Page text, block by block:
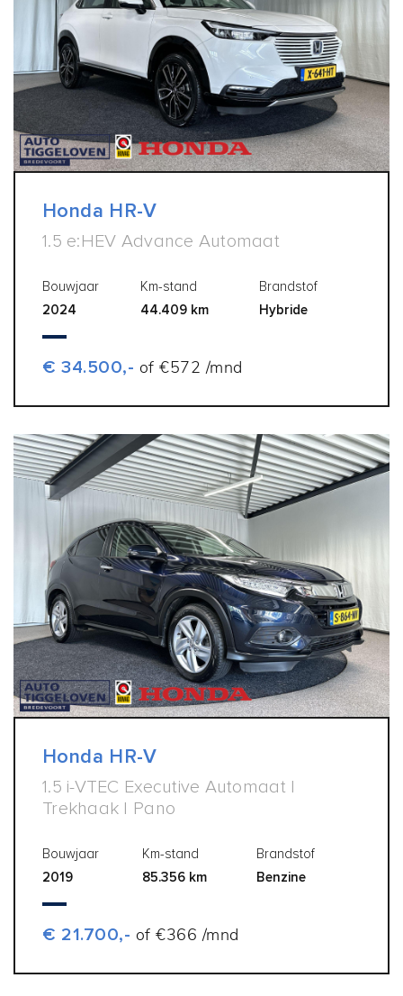
Honda HR-V
1.5 e:HEV Advance Automaat
Bouwjaar
2024
Km-stand
44.409 km
Brandstof
Hybride
€ 34.500,- of €572 /mnd
Honda HR-V
1.5 i-VTEC Executive Automaat |
Trekhaak | Pano
Bouwjaar
2019
Km-stand
85.356 km
Brandstof
Benzine
€ 21.700,- of €366 /mnd